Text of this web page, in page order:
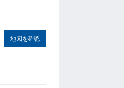
地図を確認